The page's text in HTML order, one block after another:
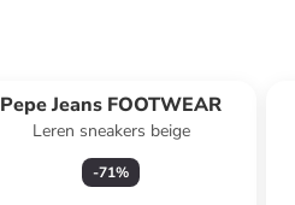
Pepe Jeans FOOTWEAR
Leren sneakers beige
-71%